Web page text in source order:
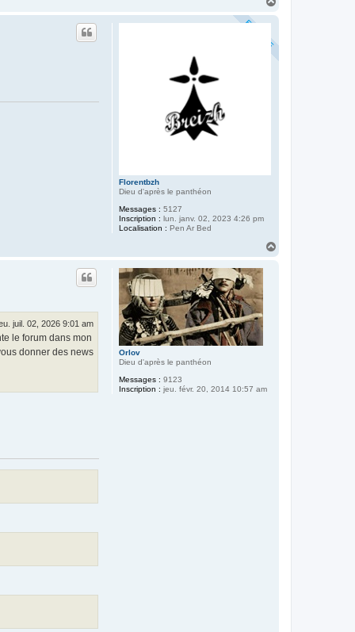
Florentbzh
Dieu d'après le panthéon
Messages : 5127
Inscription : lun. janv. 02, 2023 4:26 pm
Localisation : Pen Ar Bed
Orlov
Dieu d'après le panthéon
Messages : 9123
Inscription : jeu. févr. 20, 2014 10:57 am
juil. 02, 2026 9:01 am
le forum dans mon
donner des news